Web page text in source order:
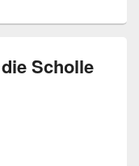
Scholle